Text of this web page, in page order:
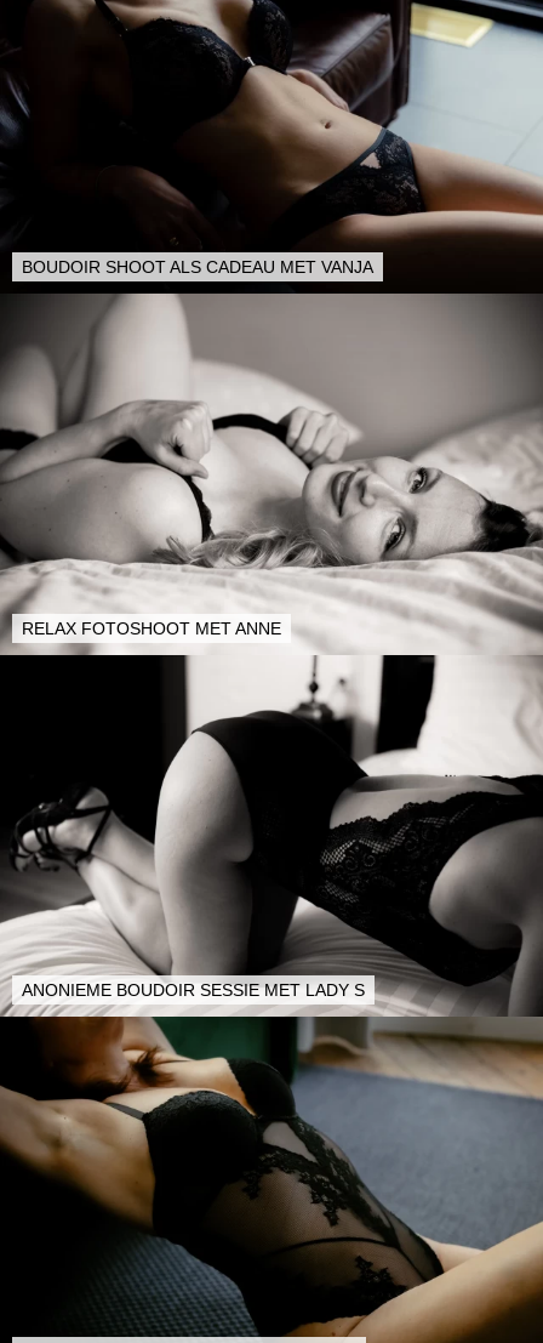
BOUDOIR SHOOT ALS CADEAU MET VANJA
RELAX FOTOSHOOT MET ANNE
ANONIEME BOUDOIR SESSIE MET LADY S